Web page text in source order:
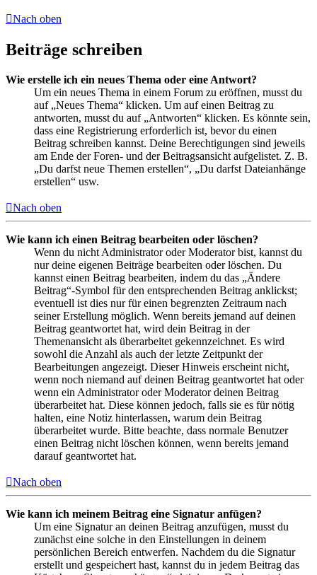
Nach oben
Beiträge schreiben
Wie erstelle ich ein neues Thema oder eine Antwort?
Um ein neues Thema in einem Forum zu eröffnen, musst du
auf „Neues Thema“ klicken. Um auf einen Beitrag zu
antworten, musst du auf „Antworten“ klicken. Es könnte sein,
dass eine Registrierung erforderlich ist, bevor du einen
Beitrag schreiben kannst. Deine Berechtigungen sind jeweils
am Ende der Foren- und der Beitragsansicht aufgelistet. Z. B.
„Du darfst neue Themen erstellen“, „Du darfst Dateianhänge
erstellen“ usw.
Nach oben
Wie kann ich einen Beitrag bearbeiten oder löschen?
Wenn du nicht Administrator oder Moderator bist, kannst du
nur deine eigenen Beiträge bearbeiten oder löschen. Du
kannst einen Beitrag bearbeiten, indem du das „Ändere
Beitrag“-Symbol für den entsprechenden Beitrag anklickst;
eventuell ist dies nur für einen begrenzten Zeitraum nach
seiner Erstellung möglich. Wenn bereits jemand auf deinen
Beitrag geantwortet hat, wird dein Beitrag in der
Themenansicht als überarbeitet gekennzeichnet. Es wird
sowohl die Anzahl als auch der letzte Zeitpunkt der
Bearbeitungen angezeigt. Dieser Hinweis erscheint nicht,
wenn noch niemand auf deinen Beitrag geantwortet hat oder
wenn ein Administrator oder Moderator deinen Beitrag
überarbeitet hat. Diese können jedoch, falls sie es für nötig
halten, eine Notiz hinterlassen, warum dein Beitrag
überarbeitet wurde. Bitte beachte, dass normale Benutzer
einen Beitrag nicht löschen können, wenn bereits jemand
darauf geantwortet hat.
Nach oben
Wie kann ich meinem Beitrag eine Signatur anfügen?
Um eine Signatur an deinen Beitrag anzufügen, musst du
zunächst eine solche in den Einstellungen in deinem
persönlichen Bereich entwerfen. Nachdem du die Signatur
erstellt und gespeichert hast, kannst du in jedem Beitrag das